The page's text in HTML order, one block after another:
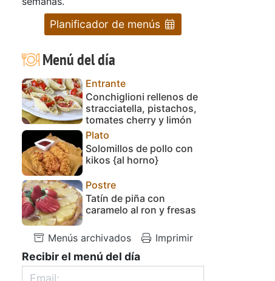
Planificador de menús
Menú del día
Entrante
Conchiglioni rellenos de
stracciatella, pistachos,
tomates cherry y limón
Plato
Solomillos de pollo con
kikos {al horno}
Postre
Tatín de piña con
caramelo al ron y fresas
Menús archivados Imprimir
Recibir el menú del día